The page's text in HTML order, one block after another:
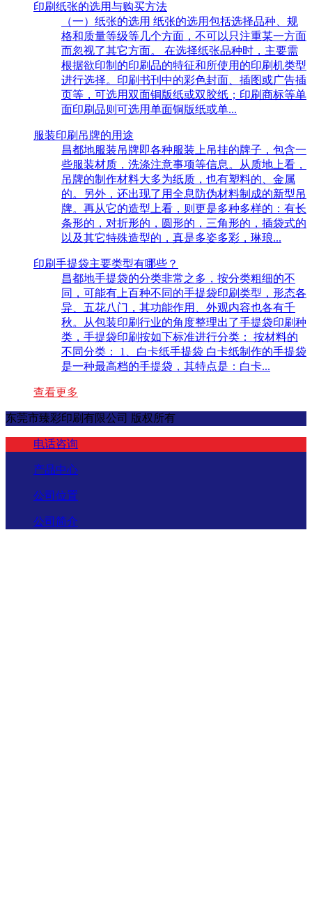
印刷纸张的选用与购买方法
（一）纸张的选用 纸张的选用包括选择品种、规
格和质量等级等几个方面，不可以只注重某一方面
而忽视了其它方面。 在选择纸张品种时，主要需
根据欲印制的印刷品的特征和所使用的印刷机类型
进行选择。印刷书刊中的彩色封面、插图或广告插
页等，可选用双面铜版纸或双胶纸；印刷商标等单
面印刷品则可选用单面铜版纸或单...
服装印刷吊牌的用途
昌都地服装吊牌即各种服装上吊挂的牌子，包含一
些服装材质，洗涤注意事项等信息。从质地上看，
吊牌的制作材料大多为纸质，也有塑料的、金属
的。另外，还出现了用全息防伪材料制成的新型吊
牌。再从它的造型上看，则更是多种多样的：有长
条形的，对折形的，圆形的，三角形的，插袋式的
以及其它特殊造型的，真是多姿多彩，琳琅...
印刷手提袋主要类型有哪些？
昌都地手提袋的分类非常之多，按分类粗细的不
同，可能有上百种不同的手提袋印刷类型，形态各
异、五花八门，其功能作用、外观内容也各有千
秋。从包装印刷行业的角度整理出了手提袋印刷种
类，手提袋印刷按如下标准进行分类： 按材料的
不同分类： 1、白卡纸手提袋 白卡纸制作的手提袋
是一种最高档的手提袋，其特点是：白卡...
查看更多
东莞市臻彩印刷有限公司 版权所有
电话咨询
产品中心
公司位置
公司简介